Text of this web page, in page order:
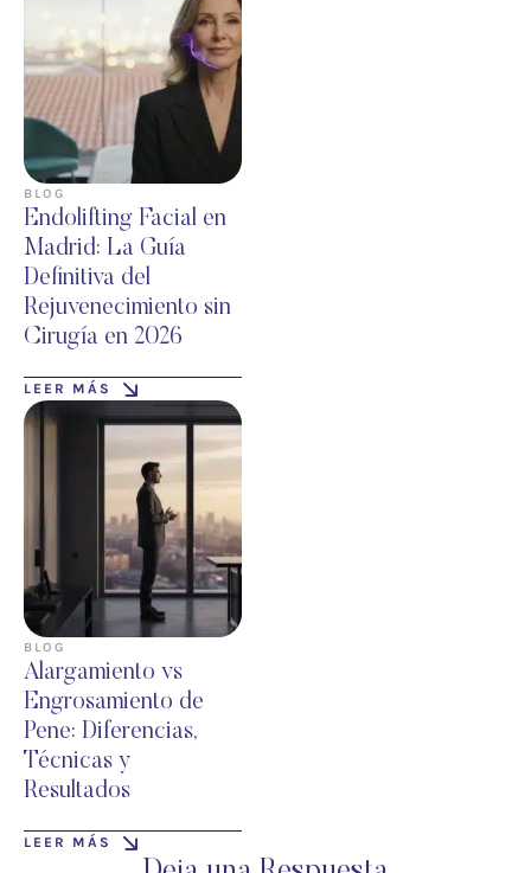
BLOG
Endolifting Facial en
Madrid: La Guía
Definitiva del
Rejuvenecimiento sin
Cirugía en 2026
LEER MÁS
BLOG
Alargamiento vs
Engrosamiento de
Pene: Diferencias,
Técnicas y
Resultados
LEER MÁS